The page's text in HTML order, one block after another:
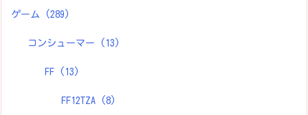
ゲーム (289)
コンシューマー (13)
FF (13)
FF12TZA (8)